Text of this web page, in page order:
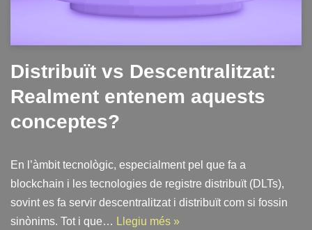
Distribuït vs Descentralitzat:
Realment entenem aquests
conceptes?
En l’àmbit tecnològic, especialment pel que fa a
blockchain i les tecnologies de registre distribuït (DLTs),
sovint es fa servir descentralitzat i distribuït com si fossin
sinònims. Tot i que…
Llegiu més »